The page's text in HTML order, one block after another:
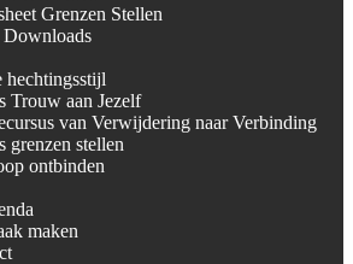
Grenzen Stellen
Downloads
hechtingsstijl
Trouw aan Jezelf
van Verwijdering naar Verbinding
grenzen stellen
ontbinden
maken